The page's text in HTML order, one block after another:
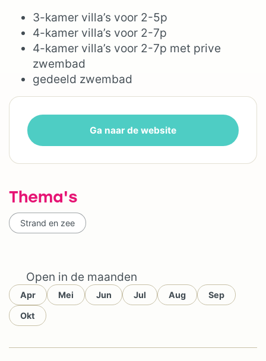
Open in de maanden
Apr Mei Jun Jul Aug Sep
Okt
3-kamer villa’s voor 2-5p
4-kamer villa’s voor 2-7p
4-kamer villa’s voor 2-7p met prive
zwembad
gedeeld zwembad
Ga naar de website
Thema's
Strand en zee